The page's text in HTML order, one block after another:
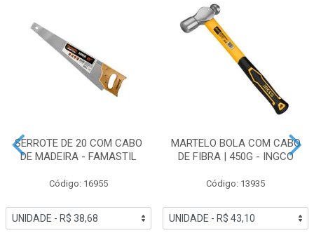
SERROTE DE 20 COM CABO
DE MADEIRA - FAMASTIL
Código: 16955
MARTELO BOLA COM CABO
DE FIBRA | 450G - INGCO
Código: 13935